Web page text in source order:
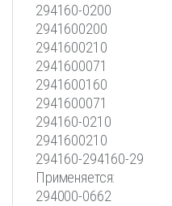
294160-0200
2941600200
2941600210
2941600071
2941600160
2941600071
294160-0210
2941600210
294160-294160-29
Применяется:
294000-0662